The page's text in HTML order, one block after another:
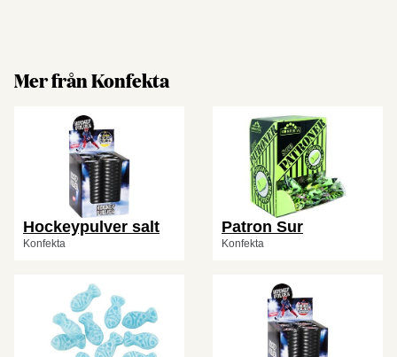
Mer från Konfekta
Hockeypulver salt
Konfekta
Patron Sur
Konfekta